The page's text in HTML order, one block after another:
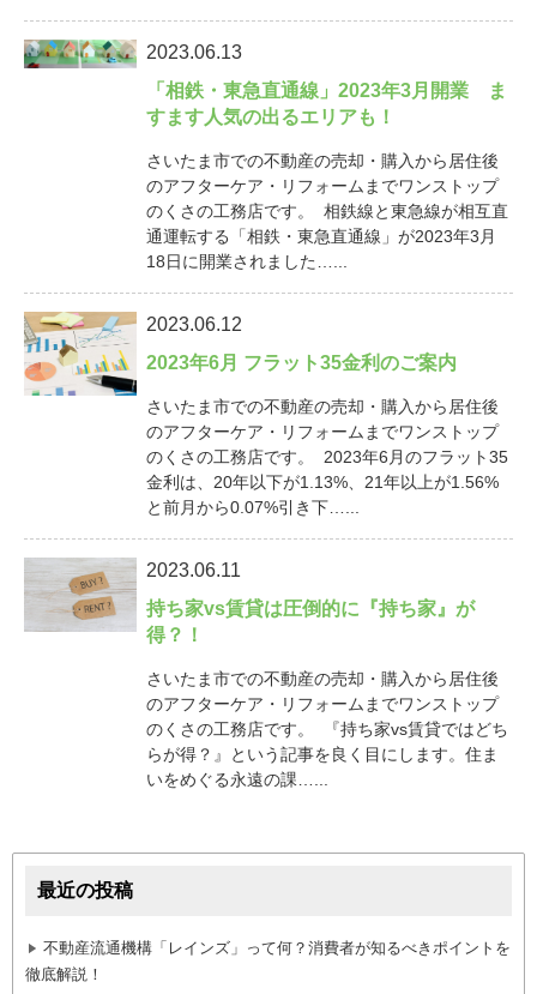
2023.06.13
「相鉄・東急直通線」2023年3月開業 ま
すます人気の出るエリアも！
さいたま市での不動産の売却・購入から居住後
のアフターケア・リフォームまでワンストップ
のくさの工務店です。 相鉄線と東急線が相互直
通運転する「相鉄・東急直通線」が2023年3月
18日に開業されました…...
2023.06.12
2023年6月 フラット35金利のご案内
さいたま市での不動産の売却・購入から居住後
のアフターケア・リフォームまでワンストップ
のくさの工務店です。 2023年6月のフラット35
金利は、20年以下が1.13%、21年以上が1.56%
と前月から0.07%引き下…...
2023.06.11
持ち家vs賃貸は圧倒的に『持ち家』が
得？！
さいたま市での不動産の売却・購入から居住後
のアフターケア・リフォームまでワンストップ
のくさの工務店です。 『持ち家vs賃貸ではどち
らが得？』という記事を良く目にします。住ま
いをめぐる永遠の課…...
最近の投稿
不動産流通機構「レインズ」って何？消費者が知るべきポイントを
徹底解説！